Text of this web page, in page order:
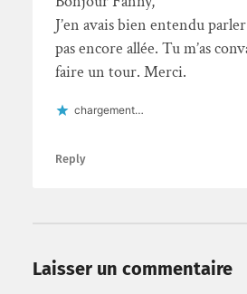
J’en avais bien entendu
pas encore allée. Tu m’as
faire un tour. Merci.
chargement…
Reply
Laisser un commentaire